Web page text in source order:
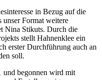
in Bezug auf die
Format weitere
Nina Stikuts. Durch die
stellt Hahnenklee ein
erster Durchführung auch an
soll.
und begonnen wird mit